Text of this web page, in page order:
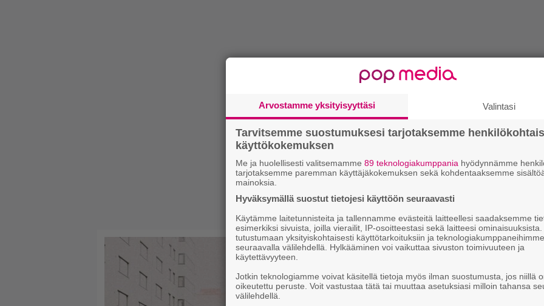
Arvostamme yksityisyyttäsi Valintasi
Tarvitsemme suostumuksesi tarjotaksemme
käyttökokemuksen
Me ja huolellisesti valitsemamme 89 teknologiakumppania hyödynnämme
tarjotaksemme paremman käyttäjäkokemuksen sekä kohdentaaksemme
mainoksia.
Hyväksymällä suostut tietojesi käyttöön seuraavasti
Käytämme laitetunnisteita ja tallennamme evästeitä laitteellesi saadaksemme
esimerkiksi sivuista, joilla vierailit, IP-osoitteestasi sekä laitteesi
tutustumaan yksityiskohtaisesti käyttötarkoituksiin ja teknologiakumppaneihimme
seuraavalla välilehdellä. Hylkääminen voi vaikuttaa sivuston toimivuuteen ja
käytettävyyteen.
Jotkin teknologiamme voivat käsitellä tietoja myös ilman suostumusta, jos niillä
oikeutettu peruste. Voit vastustaa tätä tai muuttaa asetuksiasi milloin tahansa
välilehdellä.